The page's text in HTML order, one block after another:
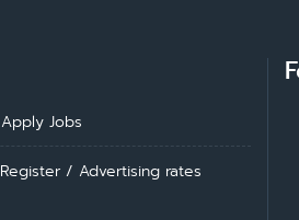
Apply Jobs
Register / Advertising rates